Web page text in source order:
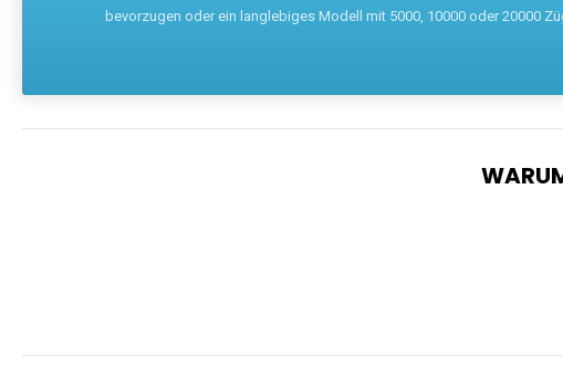
bevorzugen oder ein langlebiges Modell mit 5000, 10000 oder 20000